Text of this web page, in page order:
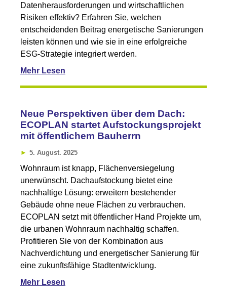
Datenherausforderungen und wirtschaftlichen
Risiken effektiv? Erfahren Sie, welchen
entscheidenden Beitrag energetische Sanierungen
leisten können und wie sie in eine erfolgreiche
ESG-Strategie integriert werden.
Mehr Lesen
Neue Perspektiven über dem Dach:
ECOPLAN startet Aufstockungsprojekt
mit öffentlichem Bauherrn
5. August. 2025
Wohnraum ist knapp, Flächenversiegelung
unerwünscht. Dachaufstockung bietet eine
nachhaltige Lösung: erweitern bestehender
Gebäude ohne neue Flächen zu verbrauchen.
ECOPLAN setzt mit öffentlicher Hand Projekte um,
die urbanen Wohnraum nachhaltig schaffen.
Profitieren Sie von der Kombination aus
Nachverdichtung und energetischer Sanierung für
eine zukunftsfähige Stadtentwicklung.
Mehr Lesen